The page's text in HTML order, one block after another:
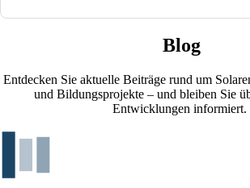
Blog
Entdecken Sie aktuelle Beiträge rund um
und Bildungsprojekte – und bleiben Sie
Entwicklungen informiert.